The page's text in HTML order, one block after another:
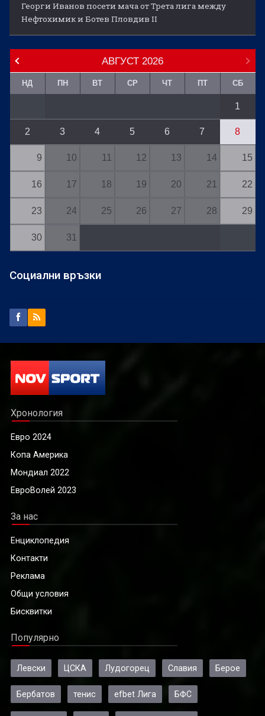
Георги Иванов посети мача от Трета лига между
Нефтохимик и Ботев Пловдив II
АВГУСТ 2026
НД ПН ВТ СР ЧТ ПТ СБ
1
2 3 4 5 6 7 8
9 10 11 12 13 14 15
16 17 18 19 20 21 22
23 24 25 26 27 28 29
30 31
Социални връзки
Хронология
Евро 2024
Копа Америка
Мондиал 2022
ЕвроВолей 2023
За нас
Енциклопедия
Контакти
Реклама
Общи условия
Бисквитки
Популярно
Левски ЦСКА Лудогорец Славия Берое
Бербатов тенис efbet Лига БФС